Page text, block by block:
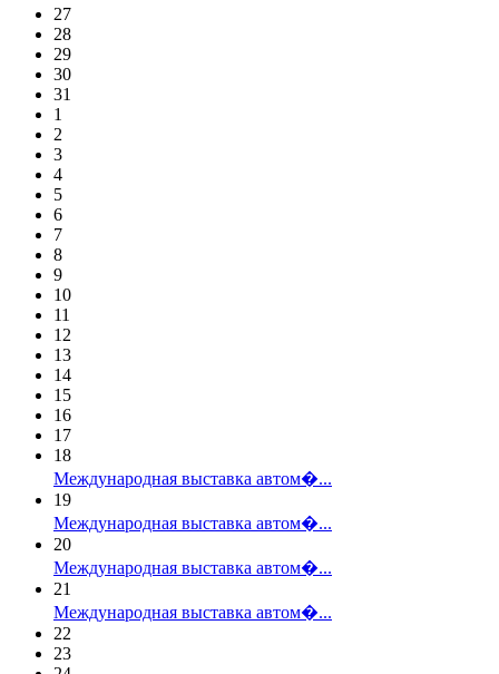
27
28
29
30
31
1
2
3
4
5
6
7
8
9
10
11
12
13
14
15
16
17
18
Международная выставка автом�...
19
Международная выставка автом�...
20
Международная выставка автом�...
21
Международная выставка автом�...
22
23